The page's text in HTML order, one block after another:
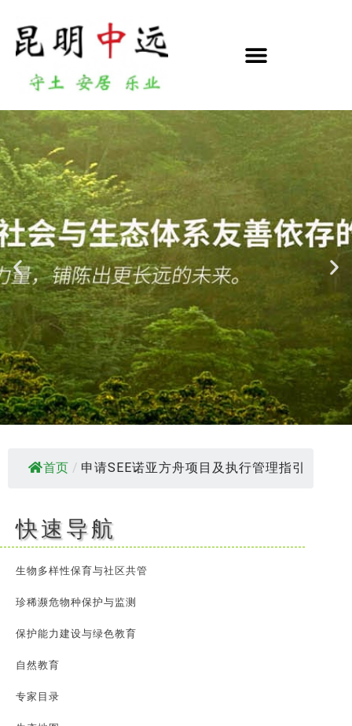
跳
至
首页 / 申请SEE诺亚方舟项目及执行管理指引
快速导航
生物多样性保育与社区共管
珍稀濒危物种保护与监测
保护能力建设与绿色教育
自然教育
专家目录